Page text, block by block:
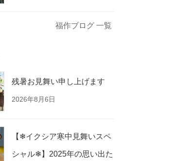
福作ブログ 一覧
残暑お見舞い申し上げます
2026年8月6日
【❄イクシア寒中見舞いスペ
シャル❄】2025年の思い出た